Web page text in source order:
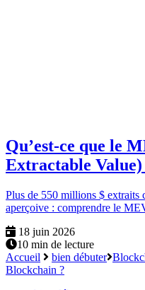
Qu’est-ce que le
Extractable Value)
Plus de 550 millions $ extraits
aperçoive : comprendre le
18 juin 2026
10 min de lecture
Accueil
bien débuter
Blockchain ?